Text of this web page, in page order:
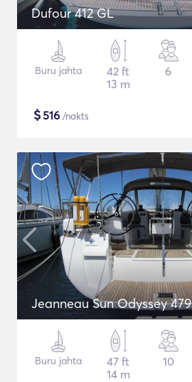
Dufour 412 GL
Buru jahta
42 ft
13 m
6
$516 /nakts
Jeanneau Sun Odyssey 479
Buru jahta
47 ft
14 m
10